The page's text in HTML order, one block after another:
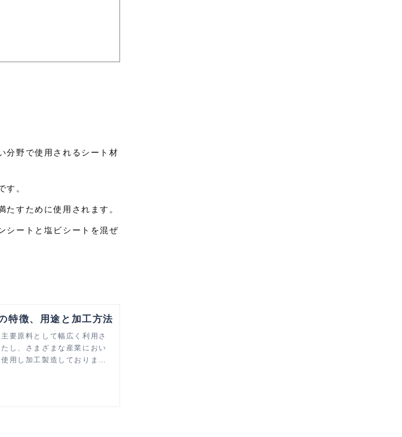
分野で使用されるシート材
す。
すために使用されます。
シートと塩ビシートを混ぜ
徴、用途と加工方法
要原料として幅広く利用さ
し、さまざまな産業におい
用し加工製造しておりま